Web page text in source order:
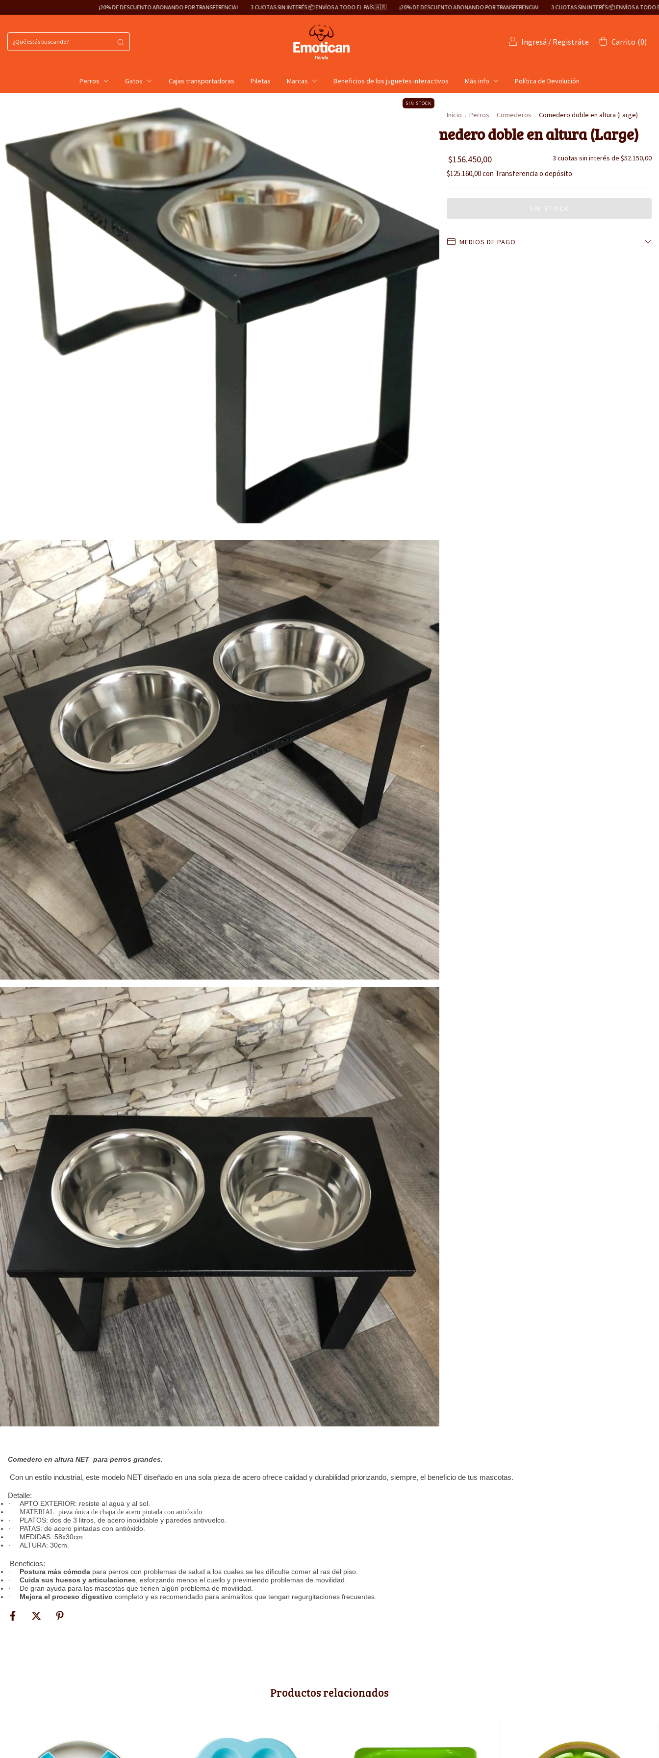
¡20% DE DESCUENTO ABONANDO POR TRANSFERENCIA! 3 CUOTAS SIN INTERÉS 📦 ENVÍOS A TODO EL PAÍS 🇦🇷 ¡20% DE DESCUENTO ABONANDO POR TRANSFERENCIA! 3 CUOTAS SIN INTERÉS 📦 ENVÍOS A TODO EL PAÍS 🇦🇷 ¡20% DE
Ingresá / Registráte Carrito (0)
Perros Gatos Cajas transportadoras Piletas Marcas Beneficios de los juguetes interactivos Más info Política de Devolución
SIN STOCK
Inicio . Perros . Comederos . Comedero doble en altura (Large)
Comedero doble en altura (Large)
$156.450,00 3 cuotas sin interés de $52.150,00
$125.160,00con Transferencia o depósito
MEDIOS DE PAGO
Comedero en altura NET para perros grandes.
Con un estilo industrial, este modelo NET diseñado en una sola pieza de acero ofrece calidad y durabilidad priorizando, siempre, el beneficio de tus mascotas.
Detalle:
· APTO EXTERIOR: resiste al agua y al sol.
·
MATERIAL: pieza única de chapa de acero pintada con antióxido.
·
PLATOS: dos de 3 litros, de acero inoxidable y paredes antivuelco.
· PATAS: de acero pintadas con antióxido.
· MEDIDAS: 58x30cm.
· ALTURA: 30cm.
Beneficios:
· Postura más cómoda para perros con problemas de salud a los cuales se les dificulte comer al ras del piso.
· Cuida sus huesos y articulaciones , esforzando menos el cuello y previniendo problemas de movilidad.
· De gran ayuda para las mascotas que tienen algún problema de movilidad.
· Mejora el proceso digestivo completo y es recomendado para animalitos que tengan regurgitaciones frecuentes.
Productos relacionados